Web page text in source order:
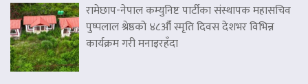
रामेछाप-नेपाल कम्युनिष्ट पार्टीका संस्थापक महासचिव
पुष्पलाल श्रेष्ठको ४८औँ स्मृति दिवस देशभर विभिन्न
कार्यक्रम गरी मनाइरहँदा